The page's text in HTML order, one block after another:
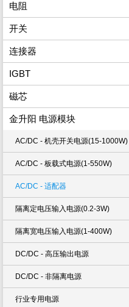
电阻
开关
连接器
IGBT
磁芯
金升阳 电源模块
AC/DC - 机壳开关电源(15-1000W)
AC/DC - 板载式电源(1-550W)
AC/DC - 适配器
隔离定电压输入电源(0.2-3W)
隔离宽电压输入电源(1-400W)
DC/DC - 高压输出电源
DC/DC - 非隔离电源
行业专用电源